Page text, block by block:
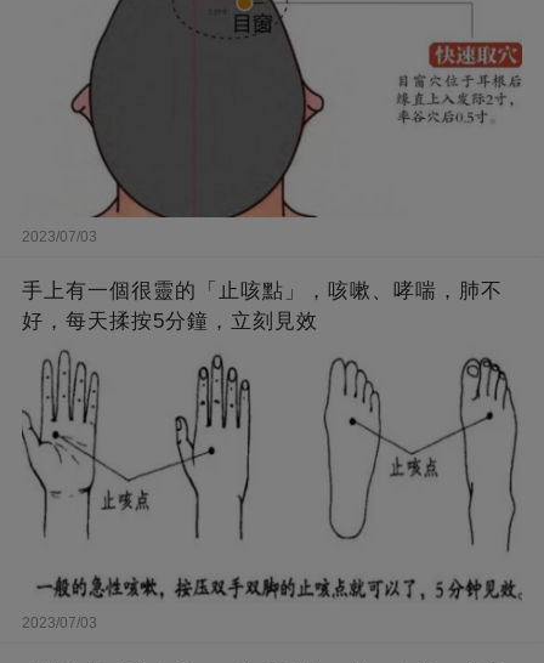
2023/07/03
手上有一個很靈的「止咳點」，咳嗽、哮喘，肺不
好，每天揉按5分鐘，立刻見效
2023/07/03